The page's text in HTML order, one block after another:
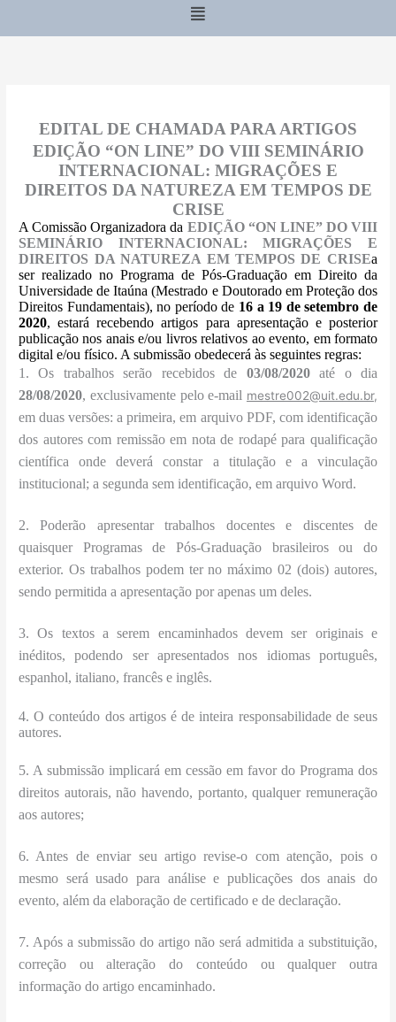
Menu
EDITAL DE CHAMADA PARA ARTIGOS
EDIÇÃO “ON LINE” DO VIII SEMINÁRIO
INTERNACIONAL: MIGRAÇÕES E
DIREITOS DA NATUREZA EM TEMPOS DE
CRISE
A Comissão Organizadora da EDIÇÃO “ON LINE” DO VIII
SEMINÁRIO INTERNACIONAL: MIGRAÇÕES E
DIREITOS DA NATUREZA EM TEMPOS DE CRISEa
ser realizado no Programa de Pós-Graduação em Direito da
Universidade de Itaúna (Mestrado e Doutorado em Proteção dos
Direitos Fundamentais), no período de 16 a 19 de setembro de
2020, estará recebendoartigos para apresentação e posterior
publicação nos anais e/ou livros relativos ao evento, em formato
digital e/ou físico. A submissão obedecerá às seguintes regras:
1. Os trabalhos serão recebidos de 03/08/2020até o dia
28/08/2020, exclusivamente pelo e-mail mestre002@uit.edu.br,
em duas versões: a primeira, em arquivo PDF, com identificação
dos autores com remissão em nota de rodapé para qualificação
científica onde deverá constar a titulação e a vinculação
institucional; a segunda sem identificação, em arquivo Word.
2. Poderão apresentar trabalhos docentes e discentes de
quaisquer Programas de Pós-Graduação brasileiros ou do
exterior. Os trabalhos podem ter no máximo 02 (dois) autores,
sendo permitida a apresentação por apenas um deles.
3. Os textos a serem encaminhados devem ser originais e
inéditos, podendo ser apresentados nos idiomas português,
espanhol, italiano, francês e inglês.
4. O conteúdo dos artigos é de inteira responsabilidade de seus
autores.
5. A submissão implicará em cessão em favor do Programa dos
direitos autorais, não havendo, portanto, qualquer remuneração
aos autores;
6. Antes de enviar seu artigo revise-o com atenção, pois o
mesmo será usado para análise e publicações dos anais do
evento, além da elaboração de certificado e de declaração.
7. Após a submissão do artigo não será admitida a substituição,
correção ou alteração do conteúdo ou qualquer outra
informação do artigo encaminhado.